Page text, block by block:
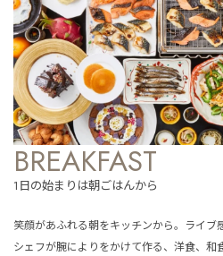
BREAKFAST
1日の始まりは朝ごはんから
笑顔があふれる朝をキッチンから。ライブ
シェフが腕によりをかけて作る、洋食、和